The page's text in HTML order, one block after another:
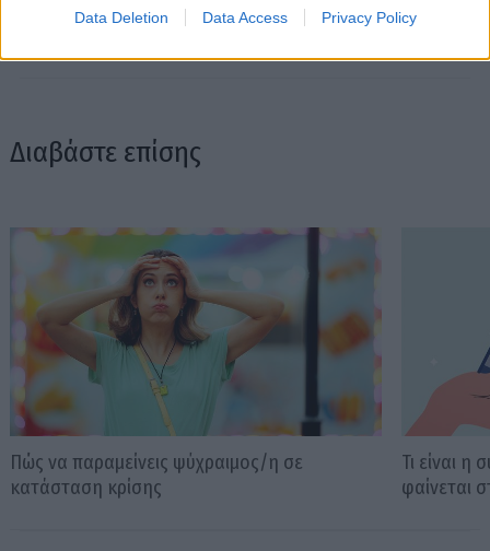
Data Deletion Data Access Privacy Policy
Διαβάστε επίσης
Πώς να παραμείνεις ψύχραιμος/η σε
κατάσταση κρίσης
Τι είναι
φαίνεται